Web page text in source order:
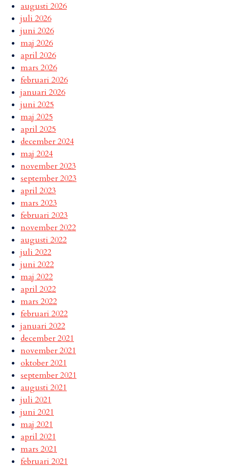
augusti 2026
juli 2026
juni 2026
maj 2026
april 2026
mars 2026
februari 2026
januari 2026
juni 2025
maj 2025
april 2025
december 2024
maj 2024
november 2023
september 2023
april 2023
mars 2023
februari 2023
november 2022
augusti 2022
juli 2022
juni 2022
maj 2022
april 2022
mars 2022
februari 2022
januari 2022
december 2021
november 2021
oktober 2021
september 2021
augusti 2021
juli 2021
juni 2021
maj 2021
april 2021
mars 2021
februari 2021